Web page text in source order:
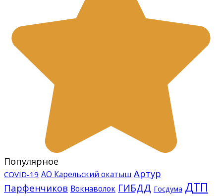
Популярное
COVID-19 АО Карельский окатыш Артур
Парфенчиков Вокнаволок ГИБДД Госдума ДТП